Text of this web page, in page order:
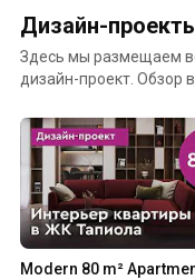
Дизайн-
Здесь мы размещаем
дизайн-проект. Обзор
Modern 80 m²